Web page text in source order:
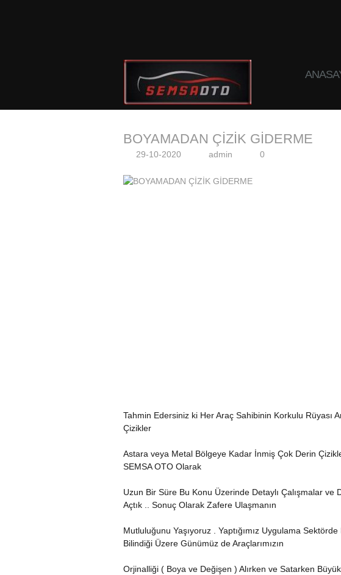
BOYAMADAN ÇİZİK GİDERME
29-10-2020 admin 0
Tahmin Edersiniz ki Her Araç Sahibinin Korkulu Rüyası
Çizikler
Astara veya Metal Bölgeye Kadar İnmiş Çok Derin
SEMSA OTO Olarak
Uzun Bir Süre Bu Konu Üzerinde Detaylı Çalışmalar ve
Açtık .. Sonuç Olarak Zafere Ulaşmanın
Mutluluğunu Yaşıyoruz . Yaptığımız Uygulama
Bilindiği Üzere Günümüz de Araçlarımızın
Orjinalliği ( Boya ve Değişen ) Alırken ve Satarken